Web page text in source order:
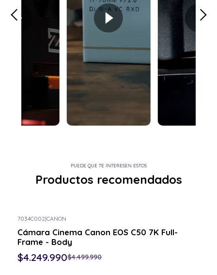
PUEDE QUE TE INTERESEN ESTOS
Productos recomendados
7034C002|CANON
Cámara Cinema Canon EOS C50 7K Full-
Frame - Body
$4.249.990$4.499.990